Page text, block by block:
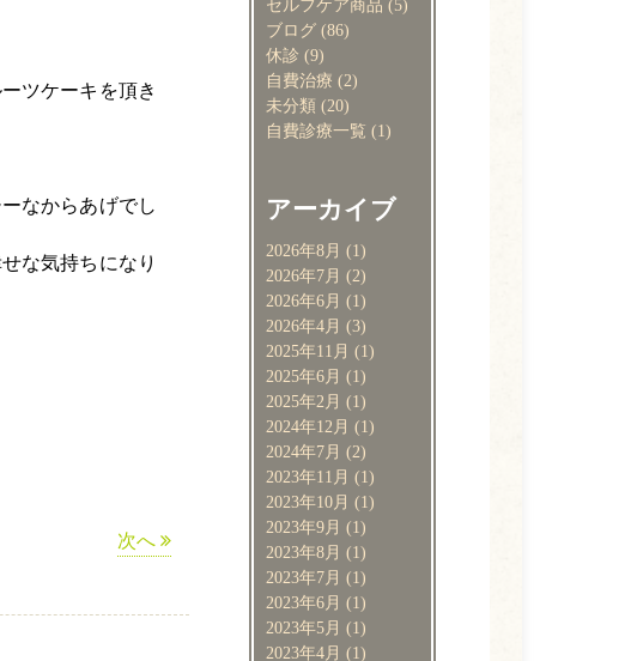
ツケーキを頂き
なからあげでし
な気持ちになり
次へ
セルフケア商品 (5)
ブログ(86)
休診 (9)
自費治療 (2)
未分類 (20)
自費診療一覧 (1)
アーカイブ
2026年8月 (1)
2026年7月 (2)
2026年6月 (1)
2026年4月 (3)
2025年11月 (1)
2025年6月 (1)
2025年2月 (1)
2024年12月 (1)
2024年7月 (2)
2023年11月 (1)
2023年10月 (1)
2023年9月 (1)
2023年8月 (1)
2023年7月 (1)
2023年6月 (1)
2023年5月 (1)
2023年4月 (1)